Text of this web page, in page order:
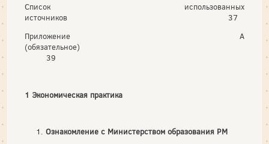
Список использованных
источников 37
Приложение А
(обязательное)
39
1 Экономическая практика
Ознакомление с Министерством образования РМ